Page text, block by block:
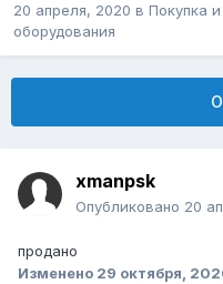
20 апреля, 2020 в Покупка
оборудования
xmanpsk
Опубликовано 20
продано
Изменено 29 октября,